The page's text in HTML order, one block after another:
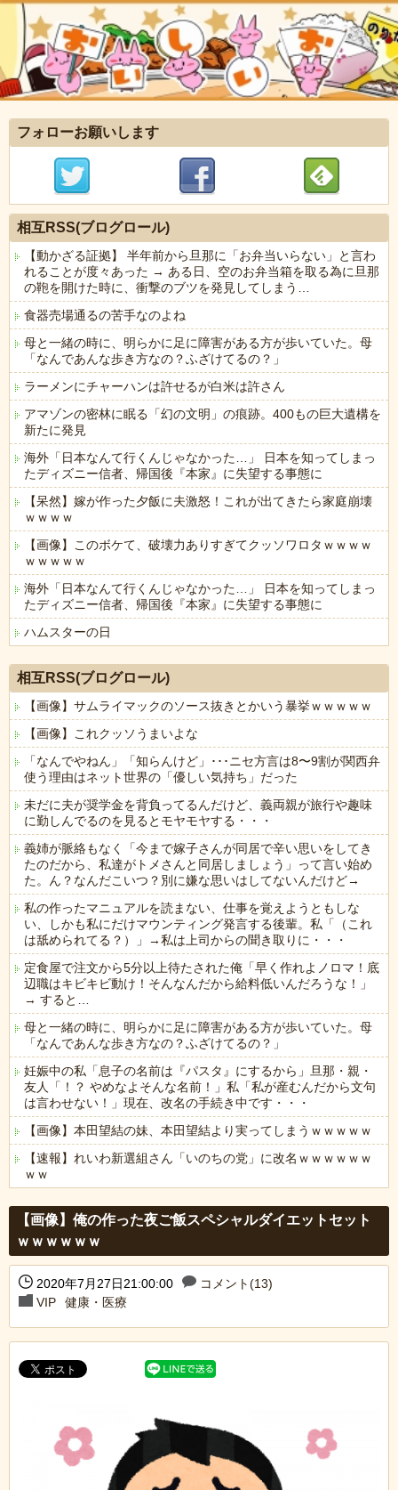
フォローお願いします
相互RSS(ブログロール)
【動かざる証拠】 半年前から旦那に「お弁当いらない」と言わ
れることが度々あった → ある日、空のお弁当箱を取る為に旦那
の鞄を開けた時に、衝撃のブツを発見してしまう…
食器売場通るの苦手なのよね
母と一緒の時に、明らかに足に障害がある方が歩いていた。母
「なんであんな歩き方なの？ふざけてるの？」
ラーメンにチャーハンは許せるが白米は許さん
アマゾンの密林に眠る「幻の文明」の痕跡。400もの巨大遺構を
新たに発見
海外「日本なんて行くんじゃなかった…」 日本を知ってしまっ
たディズニー信者、帰国後『本家』に失望する事態に
【呆然】嫁が作った夕飯に夫激怒！これが出てきたら家庭崩壊
ｗｗｗｗ
【画像】このボケて、破壊力ありすぎてクッソワロタｗｗｗｗ
ｗｗｗｗｗ
海外「日本なんて行くんじゃなかった…」 日本を知ってしまっ
たディズニー信者、帰国後『本家』に失望する事態に
ハムスターの日
相互RSS(ブログロール)
【画像】サムライマックのソース抜きとかいう暴挙ｗｗｗｗｗ
【画像】これクッソうまいよな
「なんでやねん」「知らんけど」･･･ニセ方言は8〜9割が関西弁
使う理由はネット世界の「優しい気持ち」だった
未だに夫が奨学金を背負ってるんだけど、義両親が旅行や趣味
に勤しんでるのを見るとモヤモヤする・・・
義姉が脈絡もなく「今まで嫁子さんが同居で辛い思いをしてき
たのだから、私達がトメさんと同居しましょう」って言い始め
た。ん？なんだこいつ？別に嫌な思いはしてないんだけど→
私の作ったマニュアルを読まない、仕事を覚えようともしな
い、しかも私にだけマウンティング発言する後輩。私「（これ
は舐められてる？）」→私は上司からの聞き取りに・・・
定食屋で注文から5分以上待たされた俺「早く作れよノロマ！底
辺職はキビキビ動け！そんなんだから給料低いんだろうな！」
→ すると…
母と一緒の時に、明らかに足に障害がある方が歩いていた。母
「なんであんな歩き方なの？ふざけてるの？」
妊娠中の私「息子の名前は『パスタ』にするから」旦那・親・
友人「！？ やめなよそんな名前！」私「私が産むんだから文句
は言わせない！」現在、改名の手続き中です・・・
【画像】本田望結の妹、本田望結より実ってしまうｗｗｗｗｗ
【速報】れいわ新選組さん「いのちの党」に改名ｗｗｗｗｗｗ
ｗｗ
【画像】俺の作った夜ご飯スペシャルダイエットセット
ｗｗｗｗｗｗ
2020年7月27日21:00:00
コメント(13)
VIP
健康・医療